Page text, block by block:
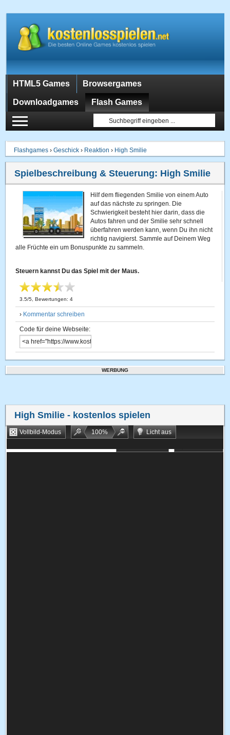
HTML5 Games Browsergames
Downloadgames Flash Games
Flashgames ›Geschick › Reaktion › High Smilie
Spielbeschreibung & Steuerung: High Smilie
Hilf dem fliegenden Smilie von einem Auto
auf das nächste zu springen. Die
Schwierigkeit besteht hier darin, dass die
Autos fahren und der Smilie sehr schnell
überfahren werden kann, wenn Du ihn nicht
richtig navigierst. Sammle auf Deinem Weg
alle Früchte ein um Bonuspunkte zu sammeln.
Steuern kannst Du das Spiel mit der Maus.
3.5/5 , Bewertungen:4
› Kommentar schreiben
Code für deine Webseite:
WERBUNG
High Smilie - kostenlos spielen
Vollbild-Modus 100%
Licht aus